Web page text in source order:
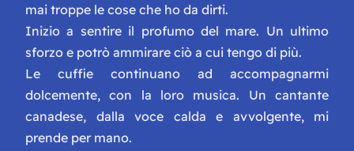
mai troppe le cose che ho da dirti.
Inizio a sentire il profumo del mare. Un ultimo
sforzo e potrò ammirare ciò a cui tengo di più.
Le cuffie continuano ad accompagnarmi
dolcemente, con la loro musica. Un cantante
canadese, dalla voce calda e avvolgente, mi
prende per mano.